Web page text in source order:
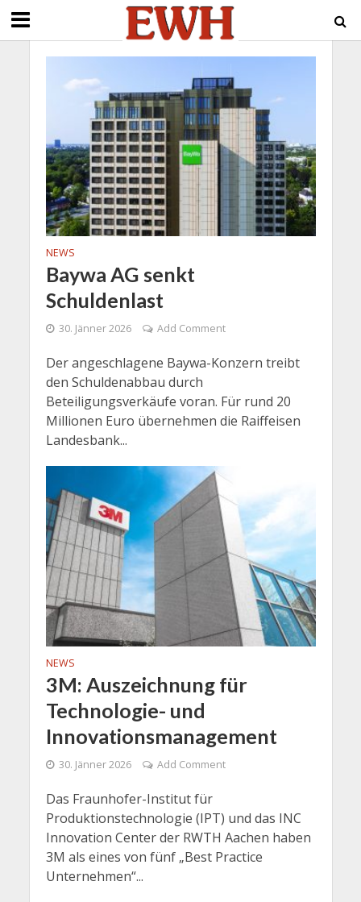
NEWS
Baywa AG senkt
Schuldenlast
30. Jänner 2026 Add Comment
Der angeschlagene Baywa-Konzern treibt
den Schuldenabbau durch
Beteiligungsverkäufe voran. Für rund 20
Millionen Euro übernehmen die Raiffeisen
Landesbank...
NEWS
3M: Auszeichnung für
Technologie- und
Innovationsmanagement
30. Jänner 2026 Add Comment
Das Fraunhofer-Institut für
Produktionstechnologie (IPT) und das INC
Innovation Center der RWTH Aachen haben
3M als eines von fünf „Best Practice
Unternehmen“...